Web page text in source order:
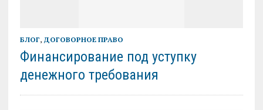
БЛОГ, ДОГОВОРНОЕ ПРАВО
Финансирование под уступку
денежного требования